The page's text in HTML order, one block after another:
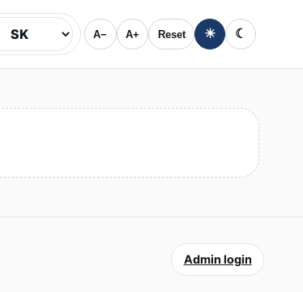
A− A+ Reset ☀ ☾
Admin login